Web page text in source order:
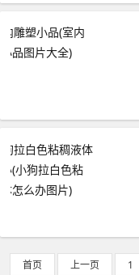
首页 上一页 1